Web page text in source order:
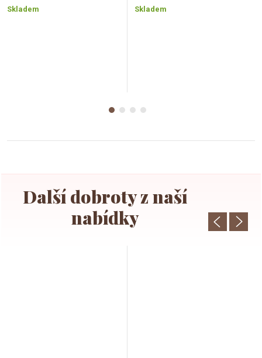
cena:
Skladem
cena:
Skladem